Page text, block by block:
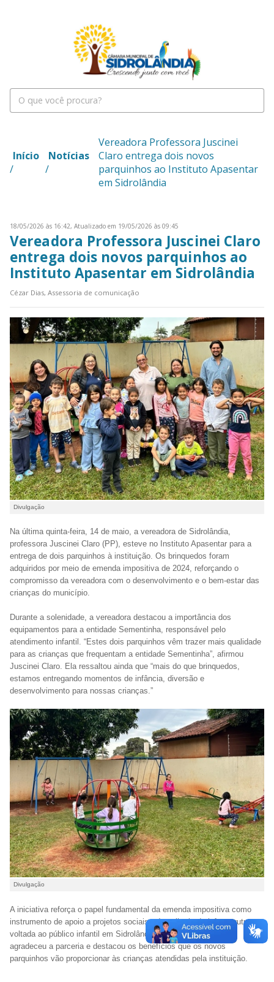
Início
/
Notícias
/
Vereadora Professora Juscinei
Claro entrega dois novos
parquinhos ao Instituto Apasentar
em Sidrolândia
18/05/2026 às 16:42, Atualizado em 19/05/2026 às 09:45
Vereadora Professora Juscinei Claro
entrega dois novos parquinhos ao
Instituto Apasentar em Sidrolândia
Cézar Dias, Assessoria de comunicação
Divulgação
Na última quinta-feira, 14 de maio, a vereadora de Sidrolândia,
professora Juscinei Claro (PP), esteve no Instituto Apasentar para a
entrega de dois parquinhos à instituição. Os brinquedos foram
adquiridos por meio de emenda impositiva de 2024, reforçando o
compromisso da vereadora com o desenvolvimento e o bem-estar das
crianças do município.
Durante a solenidade, a vereadora destacou a importância dos
equipamentos para a entidade Sementinha, responsável pelo
atendimento infantil. “Estes dois parquinhos vêm trazer mais qualidade
para as crianças que frequentam a entidade Sementinha”, afirmou
Juscinei Claro. Ela ressaltou ainda que “mais do que brinquedos,
estamos entregando momentos de infância, diversão e
desenvolvimento para nossas crianças.”
Divulgação
A iniciativa reforça o papel fundamental da emenda impositiva como
instrumento de apoio a projetos sociais e à melhoria da infraestrutura
voltada ao público infantil em Sidrolândia. O Instituto Apasentar
agradeceu a parceria e destacou os benefícios que os novos
parquinhos vão proporcionar às crianças atendidas pela instituição.